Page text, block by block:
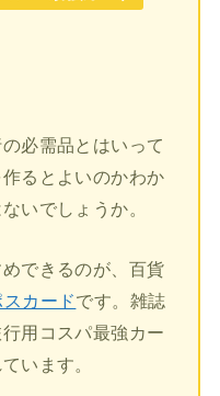
必需品とはいって
るとよいのかわか
いでしょうか。
できるのが、百貨
スカードです。雑誌
用コスパ最強カー
います。